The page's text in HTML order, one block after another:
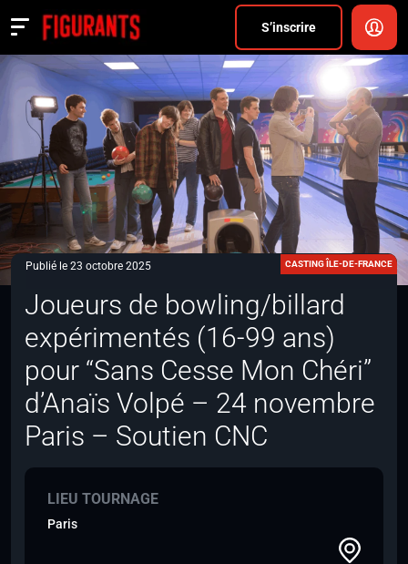
S’inscrire
Actualités
ANNONCER
FAQ
S’inscrire
CONNEXION
Publié le 23 octobre 2025 CASTING ÎLE-DE-FRANCE
Joueurs de bowling/billard
expérimentés (16-99 ans)
pour “Sans Cesse Mon Chéri”
d’Anaïs Volpé – 24 novembre
Paris – Soutien CNC
LIEU TOURNAGE
Paris